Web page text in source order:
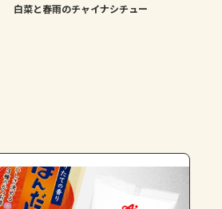
白菜と春雨のチャイナシチュー